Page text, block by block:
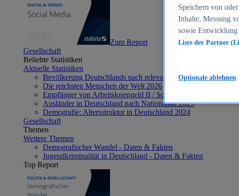
Zum Report
Gesellschaft
Beliebte Statistiken
Aktuelle Statistiken
Bevölkerung Deutschlands nach relevanten Altersgruppen 2024
Die reichsten Menschen der Welt 2026
Empfänger von Arbeitslosengeld II / Sozialgeld / Bürgergeld in
Ausländer in Deutschland nach Nationalität 2025
Demografie: Altersstruktur in Deutschland 2024
Gesellschaft
Themen
Weitere Themen
Demografischer Wandel - Daten & Fakten
Jugendkriminalität in Deutschland - Daten & Fakten
Top Report
Speichern von
Inhalte, Messung
sowie Entwicklung
Liste der Partner
Optionale ablehnen